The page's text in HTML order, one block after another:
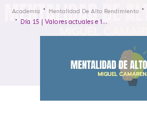
Academia Mentalidad De Alto Rendimiento
Día 15 | Valores actuales e importancia en la vida